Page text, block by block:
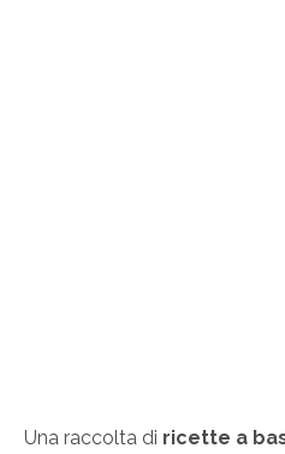
Una raccolta di ricette a